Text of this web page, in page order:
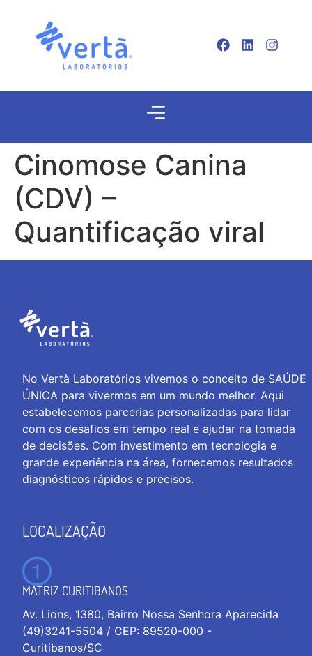
Cinomose Canina
(CDV) –
Quantificação viral
No Vertà Laboratórios vivemos o conceito de SAÚDE
ÚNICA para vivermos em um mundo melhor. Aqui
estabelecemos parcerias personalizadas para lidar
com os desafios em tempo real e ajudar na tomada
de decisões. Com investimento em tecnologia e
grande experiência na área, fornecemos resultados
diagnósticos rápidos e precisos.
LOCALIZAÇÃO
MATRIZ CURITIBANOS
Av. Lions, 1380, Bairro Nossa Senhora Aparecida
(49)3241-5504 / CEP: 89520-000 -
Curitibanos/SC